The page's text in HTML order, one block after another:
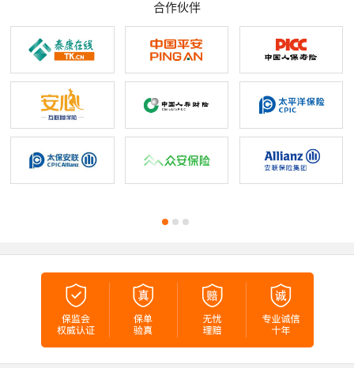
合作伙伴